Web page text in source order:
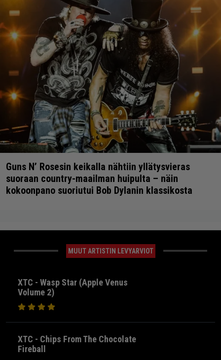
Guns N’ Rosesin keikalla nähtiin yllätysvieras
suoraan country-maailman huipulta – näin
kokoonpano suoriutui Bob Dylanin klassikosta
MUUT ARTISTIN LEVYARVIOT
XTC - Wasp Star (Apple Venus
Volume 2)
XTC - Chips From The Chocolate
Fireball